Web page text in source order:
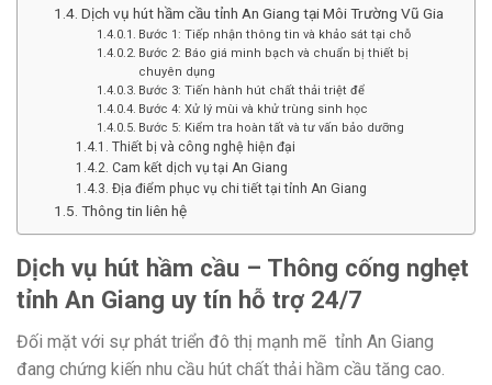
Dịch vụ hút hầm cầu tỉnh An Giang tại Môi Trường Vũ Gia
Bước 1: Tiếp nhận thông tin và khảo sát tại chỗ
Bước 2: Báo giá minh bạch và chuẩn bị thiết bị
chuyên dụng
Bước 3: Tiến hành hút chất thải triệt để
Bước 4: Xử lý mùi và khử trùng sinh học
Bước 5: Kiểm tra hoàn tất và tư vấn bảo dưỡng
Thiết bị và công nghệ hiện đại
Cam kết dịch vụ tại An Giang
Địa điểm phục vụ chi tiết tại tỉnh An Giang
Thông tin liên hệ
Dịch vụ hút hầm cầu – Thông cống nghẹt
tỉnh An Giang uy tín hỗ trợ 24/7
Đối mặt với sự phát triển đô thị mạnh mẽ tỉnh An Giang
đang chứng kiến nhu cầu hút chất thải hầm cầu tăng cao.